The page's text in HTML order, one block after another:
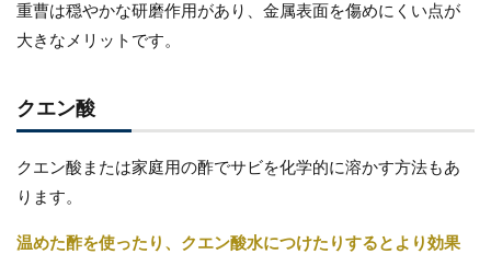
重曹は穏やかな研磨作用があり、金属表面を傷めにくい点が
大きなメリットです。
クエン酸
クエン酸または家庭用の酢でサビを化学的に溶かす方法もあ
ります。
温めた酢を使ったり、クエン酸水につけたりするとより効果